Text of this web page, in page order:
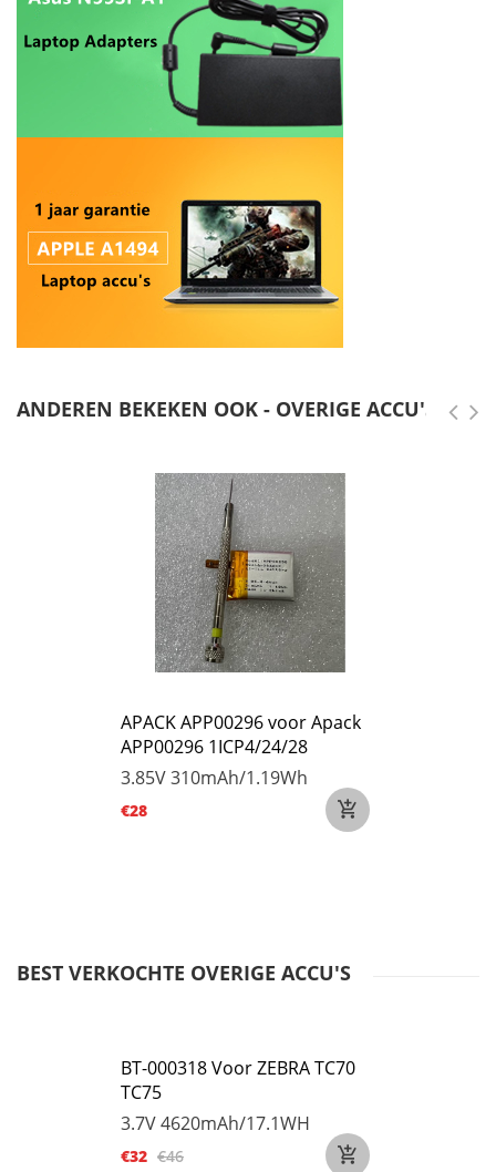
ANDEREN BEKEKEN OOK - OVERIGE ACCU'S
APACK APP00296 voor Apack
APP00296 1ICP4/24/28
3.85V310mAh/1.19Wh
€28
BEST VERKOCHTE OVERIGE ACCU'S
BT-000318 Voor ZEBRA TC70
TC75
3.7V4620mAh/17.1WH
€32 €46